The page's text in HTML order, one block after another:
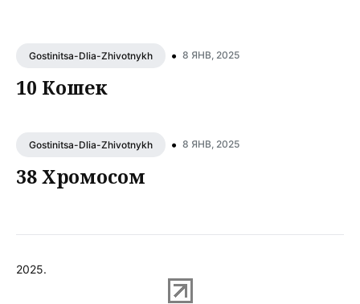
Gostinitsa-Dlia-Zhivotnykh • 8 ЯНВ, 2025
10 Кошек
Gostinitsa-Dlia-Zhivotnykh • 8 ЯНВ, 2025
38 Хромосом
2025.